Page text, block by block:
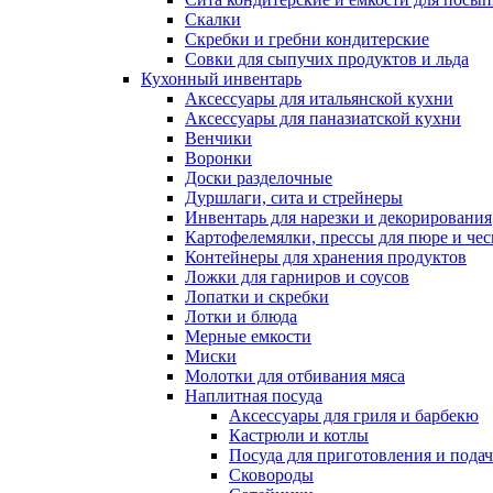
Скалки
Скребки и гребни кондитерские
Совки для сыпучих продуктов и льда
Кухонный инвентарь
Аксессуары для итальянской кухни
Аксессуары для паназиатской кухни
Венчики
Воронки
Доски разделочные
Дуршлаги, сита и стрейнеры
Инвентарь для нарезки и декорирования
Картофелемялки, прессы для пюре и
Контейнеры для хранения продуктов
Ложки для гарниров и соусов
Лопатки и скребки
Лотки и блюда
Мерные емкости
Миски
Молотки для отбивания мяса
Наплитная посуда
Аксессуары для гриля и барбекю
Кастрюли и котлы
Посуда для приготовления и
Сковороды